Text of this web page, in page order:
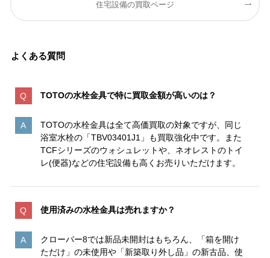
住宅設備の買取ページ
よくある質問
TOTOの水栓金具で特に買取金額が高いのは？
TOTOの水栓金具は全て高価買取の対象ですが、同じ
浴室水栓の「TBV03401J1」も買取強化中です。また
TCFシリーズのウォシュレットや、ネオレストのトイ
レ(便器)などの住宅設備も高くお売りいただけます。
使用済みの水栓金具は売れますか？
クローバー8では新品未開封はもちろん、「箱を開け
ただけ」の未使用や「新築取り外し品」の新古品、使